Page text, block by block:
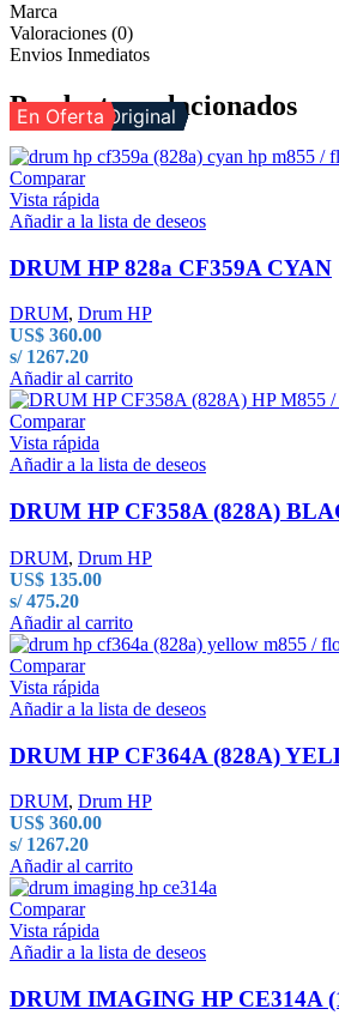
Marca
Valoraciones (0)
Envios Inmediatos
Productos relacionados
Producto Original
Comparar
Vista rápida
Añadir a la lista de deseos
DRUM HP 828a CF359A CYAN
DRUM, Drum HP
US$ 360.00
s/ 1267.20
Añadir al carrito
Producto Original
Comparar
Vista rápida
Añadir a la lista de deseos
DRUM HP CF358A (828A)
DRUM, Drum HP
US$ 135.00
s/ 475.20
Añadir al carrito
Producto Original
Comparar
Vista rápida
Añadir a la lista de deseos
DRUM HP CF364A (828A)
DRUM, Drum HP
US$ 360.00
s/ 1267.20
Añadir al carrito
Producto Original
Comparar
Vista rápida
Añadir a la lista de deseos
DRUM IMAGING HP CE314A
Producto Original
En Oferta
Producto Original
En Oferta